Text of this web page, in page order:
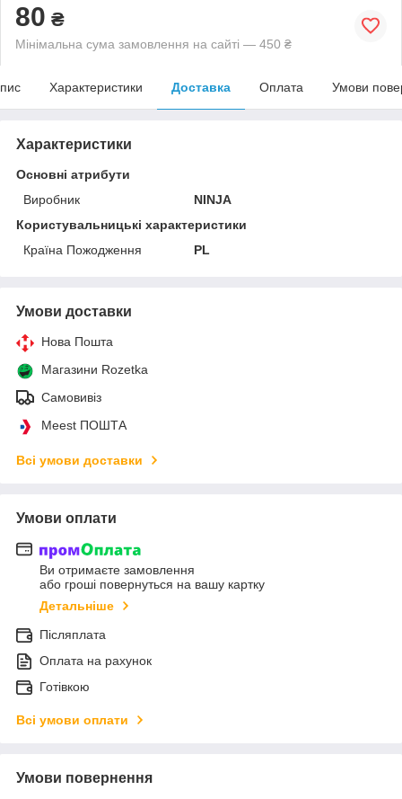
80 ₴
Мінімальна сума замовлення на сайті — 450 ₴
Характеристики Доставка Оплата Умови
Характеристики
Основні атрибути
Виробник
NINJA
Користувальницькі характеристики
Країна Пожодження
PL
Умови доставки
Нова Пошта
Магазини Rozetka
Самовивіз
Meest ПОШТА
Всі умови доставки
Умови оплати
Ви отримаєте замовлення
або гроші повернуться на вашу картку
Детальніше
Післяплата
Оплата на рахунок
Готівкою
Всі умови оплати
Умови повернення